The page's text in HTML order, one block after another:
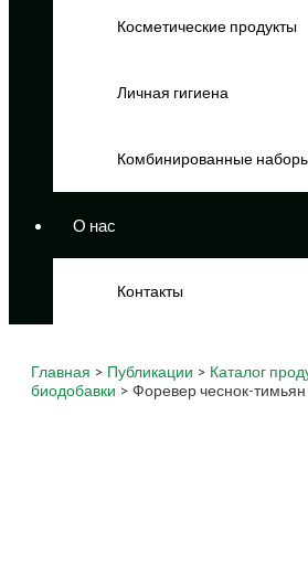
Косметические продукты
Личная гигиена
Комбинированные
О нас
Контакты
Главная > Публикации > Каталог
биодобавки > Форевер чеснок-